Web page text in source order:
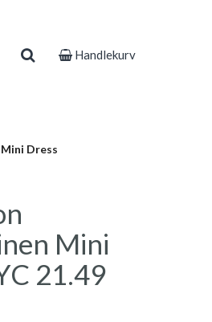
Handlekurv
Dress
Mini
21.49